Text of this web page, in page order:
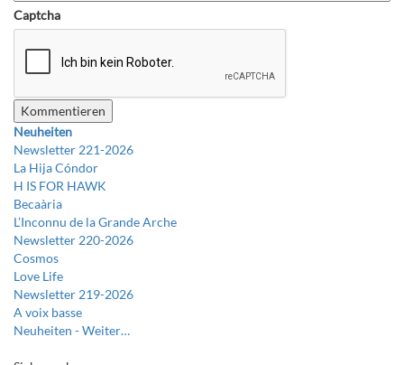
Captcha
Neuheiten
Newsletter 221-2026
La Hija Cóndor
H IS FOR HAWK
Becaària
L’Inconnu de la Grande Arche
Newsletter 220-2026
Cosmos
Love Life
Newsletter 219-2026
A voix basse
Neuheiten -Weiter…